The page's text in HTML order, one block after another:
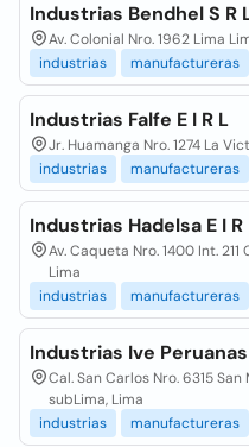
Industrias Bendhel S R
Av. Colonial Nro. 1962 Lima
industrias
manufactureras
Industrias Falfe E I R L
Jr. Huamanga Nro. 1274 La
industrias
manufactureras
Industrias Hadelsa E I R
Av. Caqueta Nro. 1400 Int.
Lima
industrias
manufactureras
Industrias Ive Peruanas
Cal. San Carlos Nro. 6315
subLima, Lima
industrias
manufactureras